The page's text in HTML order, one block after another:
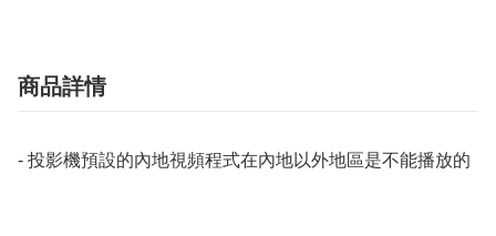
商品詳情
- 投影機預設的內地視頻程式在內地以外地區是不能播放的